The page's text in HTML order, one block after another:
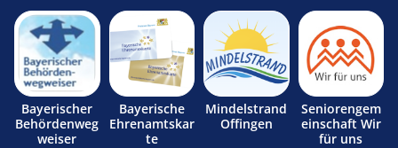
Bayerischer
Behördenweg
weiser
Bayerische
Ehrenamtskar
te
Mindelstrand
Offingen
Seniorengem
einschaft Wir
für uns